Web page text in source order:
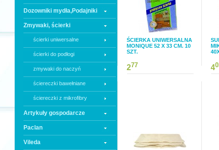
Dozowniki mydła,Podajniki
Zmywaki, ścierki
ścierki uniwersalne
ścierki do podłogi
zmywaki do naczyń
ściereczki bawełniane
ściereczki z mikrofibry
Artykuły gospodarcze
Paclan
Vileda
ŚCIERKA UNIWERSALNA
MONIQUE 52 X 33 CM. 10
SZT.
277 4